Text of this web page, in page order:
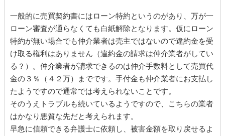
一般的に売買契約書にはローン特約というのがあり、万が一
ローン審査が通らなくても白紙解除となります。仮にローン
特約が無い場合でも仲介業者は売主ではないので違約金を受
け取る権利はありません（違約金の請求は仲介業者がしてい
る？）。仲介業者が請求できるのは仲介手数料として売買代
金の３％（４２万）までです。手付金も仲介業者にお支払し
たようですので通常では考えられないことです。
そのうえトラブルも続いているようですので、こちらの業者
はかなり悪質な先だと考えられます。
早急に信頼できる弁護士に依頼し、被害金額を取り戻せるよ